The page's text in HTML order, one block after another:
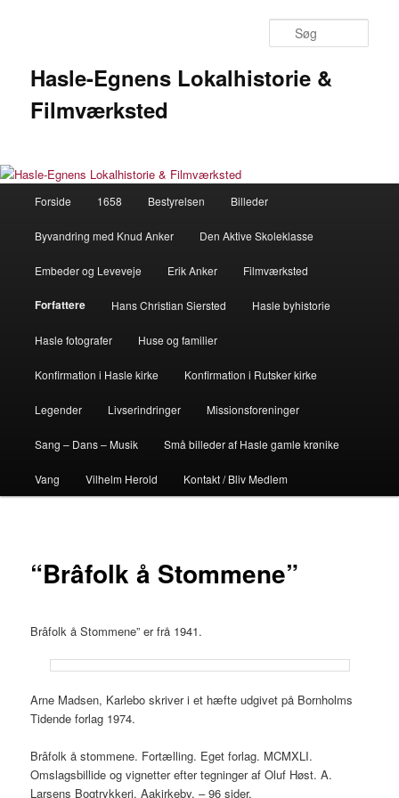
Hasle-Egnens Lokalhistorie &
Filmværksted
Forside 1658 Bestyrelsen Billeder
Byvandring med Knud Anker Den Aktive Skoleklasse
Embeder og Leveveje Erik Anker Filmværksted
Forfattere Hans Christian Siersted Hasle byhistorie
Hasle fotografer Huse og familier
Konfirmation i Hasle kirke Konfirmation i Rutsker kirke
Legender Livserindringer Missionsforeninger
Sang – Dans – Musik Små billeder af Hasle gamle krønike
Vang Vilhelm Herold Kontakt / Bliv Medlem
“Brâfolk å Stommene”
Brâfolk å Stommene” er frå 1941.
Arne Madsen, Karlebo skriver i et hæfte udgivet på Bornholms
Tidende forlag 1974.
Brâfolk å stommene. Fortælling. Eget forlag. MCMXLI.
Omslagsbillide og vignetter efter tegninger af Oluf Høst. A.
Larsens Bogtrykkeri. Aakirkeby. – 96 sider.